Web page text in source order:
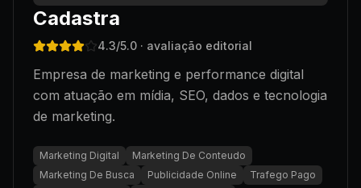
Cadastra
4.3/5.0 · avaliação editorial
Empresa de marketing e performance digital
com atuação em mídia, SEO, dados e tecnologia
de marketing.
Marketing Digital
Marketing De Conteudo
Marketing De Busca
Publicidade Online
Trafego Pago